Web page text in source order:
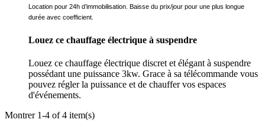
Location pour 24h d’immobilisation. Baisse du prix/jour pour une plus longue
durée avec coefficient.
Louez ce chauffage électrique à suspendre
Louez ce chauffage électrique discret et élégant à suspendre
possédant une puissance 3kw. Grace à sa télécommande vous
pouvez régler la puissance et de chauffer vos espaces
d'événements.
Montrer 1-4 of 4 item(s)